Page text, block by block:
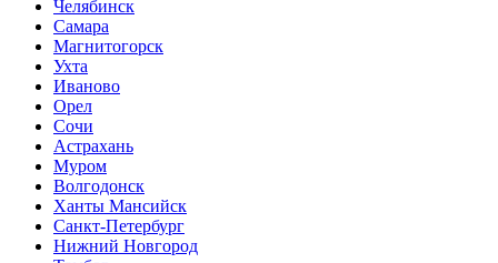
Челябинск
Самара
Магнитогорск
Ухта
Иваново
Орел
Сочи
Астрахань
Муром
Волгодонск
Ханты Мансийск
Санкт-Петербург
Нижний Новгород